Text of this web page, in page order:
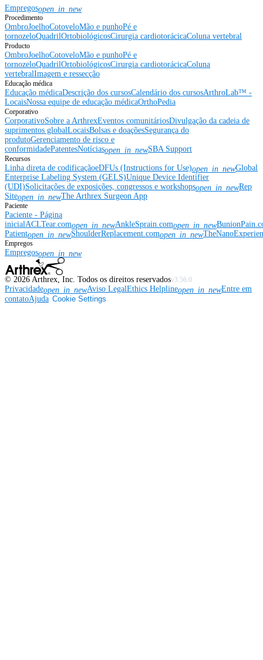
Empregosopen_in_new
Procedimento
OmbroJoelhoCotoveloMão e punhoPé e
tornozeloQuadrilOrtobiológicosCirurgia cardiotorácicaColuna vertebral
Producto
OmbroJoelhoCotoveloMão e punhoPé e
tornozeloQuadrilOrtobiológicosCirurgia cardiotorácicaColuna
vertebralImagem e ressecção
Educação médica
Educação médicaDescrição dos cursosCalendário dos cursosArthroLab™ -
LocaisNossa equipe de educação médicaOrthoPedia
Corporativo
CorporativoSobre a ArthrexEventos comunitáriosDivulgação da cadeia de
suprimentos globalLocaisBolsas e doaçõesSegurança do
produtoGerenciamento de risco e
conformidadePatentesNotíciasopen_in_newSBA Support
Recursos
Linha direta de codificaçãoeDFUs (Instructions for Use)open_in_newGlobal
Enterprise Labeling System (GELS)Unique Device Identifier
(UDI)Solicitações de exposições, congressos e workshopsopen_in_newRep
Siteopen_in_newThe Arthrex Surgeon App
Paciente
Paciente - Página
inicialACLTear.comopen_in_newAnkleSprain.comopen_in_new
Patientopen_in_newShoulderReplacement.comopen_in_new
Empregos
Empregosopen_in_new
© 2026 Arthrex, Inc. Todos os direitos reservadosv3.56.0
Privacidadeopen_in_newAviso LegalEthics Helplineopen_in_newEntre em
contatoAjuda Cookie Settings